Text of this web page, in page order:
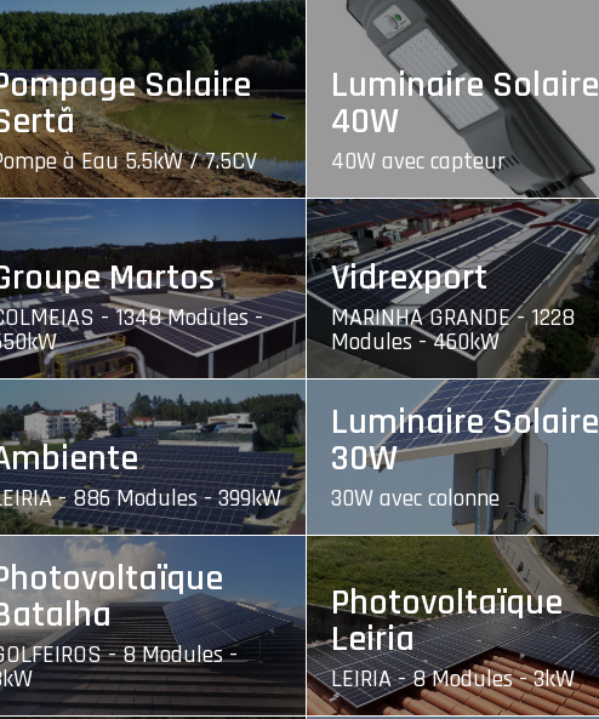
Solaire
à Eau 5.5kW / 7.5CV
Luminaire Solaire
40W
40W avec capteur
Martos
- 1348 Modules -
Vidrexport
MARINHA GRANDE - 1228
Modules - 460kW
- 886 Modules - 399kW
Luminaire Solaire
30W
30W avec colonne
- 8 Modules -
Photovoltaïque
Leiria
LEIRIA - 8 Modules - 3kW